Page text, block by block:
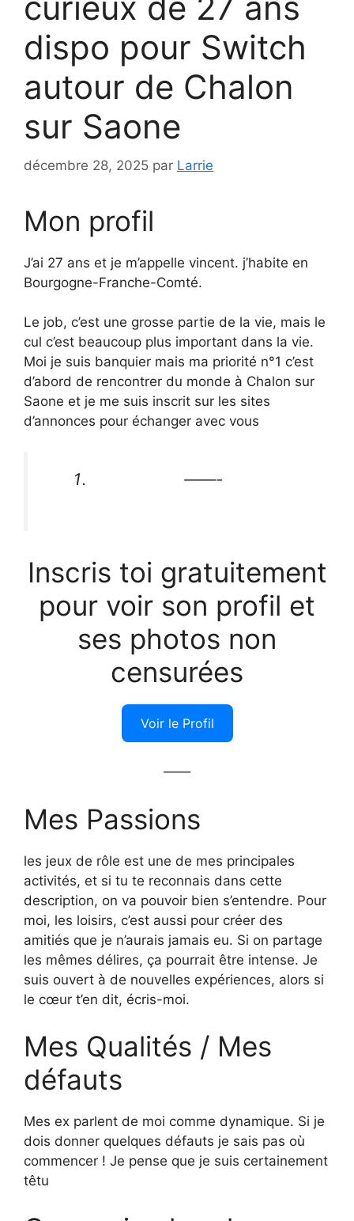
dispo pour Switch
autour de Chalon
sur Saone
décembre 28, 2025 par Larrie
Mon profil
J’ai 27 ans et je m’appelle vincent. j’habite en
Bourgogne-Franche-Comté.
Le job, c’est une grosse partie de la vie, mais le
cul c’est beaucoup plus important dans la vie.
Moi je suis banquier mais ma priorité n°1 c’est
d’abord de rencontrer du monde à Chalon sur
Saone et je me suis inscrit sur les sites
d’annonces pour échanger avec vous
——-
Inscris toi gratuitement
pour voir son profil et
ses photos non
censurées
Voir le Profil
——
Mes Passions
les jeux de rôle est une de mes principales
activités, et si tu te reconnais dans cette
description, on va pouvoir bien s’entendre. Pour
moi, les loisirs, c’est aussi pour créer des
amitiés que je n’aurais jamais eu. Si on partage
les mêmes délires, ça pourrait être intense. Je
suis ouvert à de nouvelles expériences, alors si
le cœur t’en dit, écris-moi.
Mes Qualités / Mes
défauts
Mes ex parlent de moi comme dynamique. Si je
dois donner quelques défauts je sais pas où
commencer ! Je pense que je suis certainement
têtu